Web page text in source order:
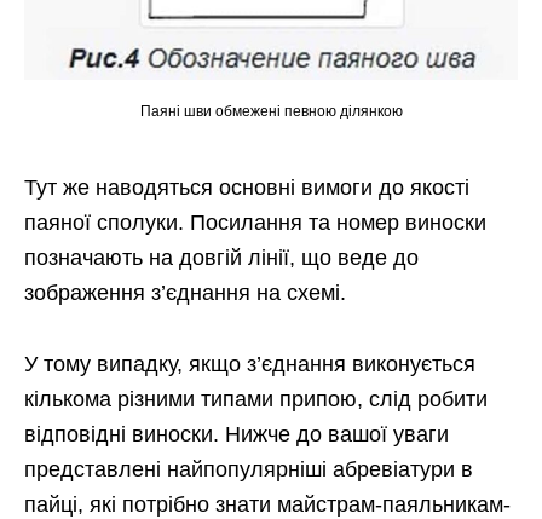
Паяні шви обмежені певною ділянкою
Тут же наводяться основні вимоги до якості
паяної сполуки. Посилання та номер виноски
позначають на довгій лінії, що веде до
зображення з’єднання на схемі.
У тому випадку, якщо з’єднання виконується
кількома різними типами припою, слід робити
відповідні виноски. Нижче до вашої уваги
представлені найпопулярніші абревіатури в
пайці, які потрібно знати майстрам-паяльникам-